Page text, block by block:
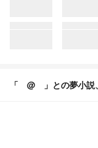
「 @ 」との夢小説